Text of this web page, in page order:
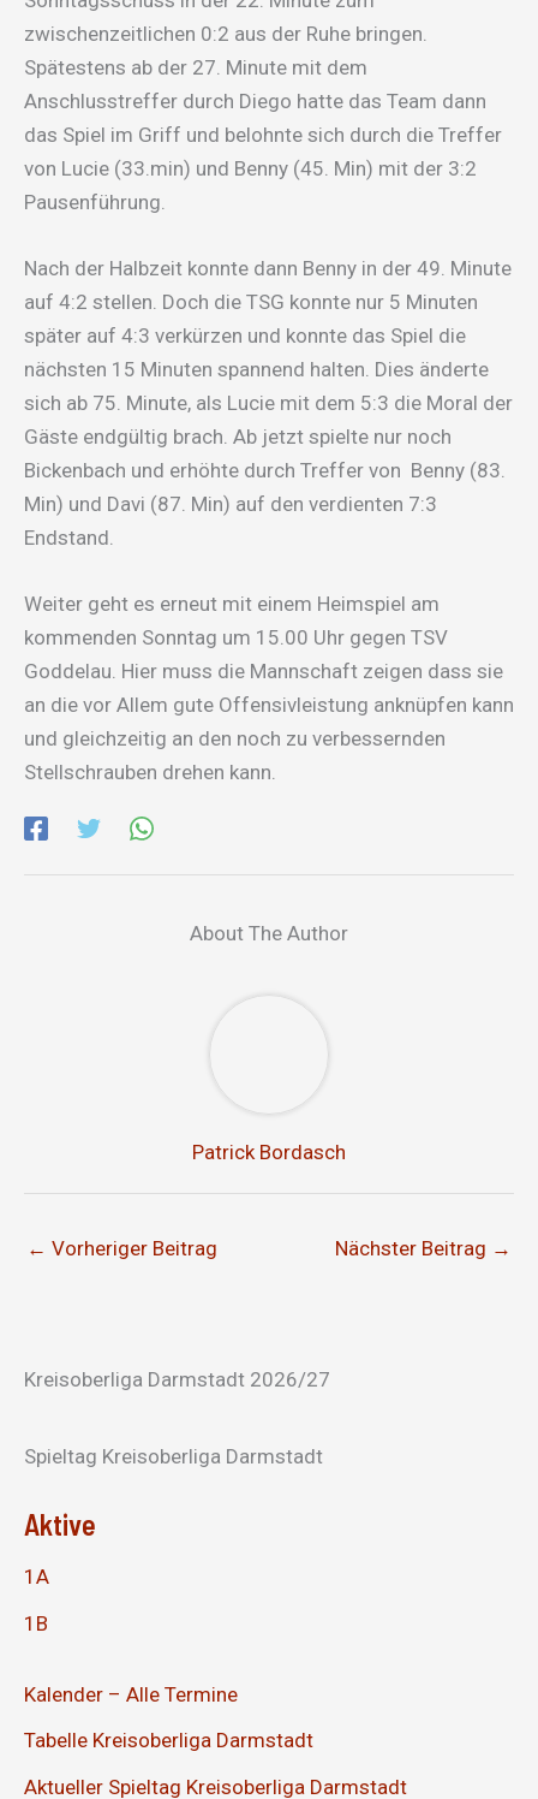
zwischenzeitlichen 0:2 aus der Ruhe bringen.
Spätestens ab der 27. Minute mit dem
Anschlusstreffer durch Diego hatte das Team dann
das Spiel im Griff und belohnte sich durch die Treffer
von Lucie (33.min) und Benny (45. Min) mit der 3:2
Pausenführung.
Nach der Halbzeit konnte dann Benny in der 49. Minute
auf 4:2 stellen. Doch die TSG konnte nur 5 Minuten
später auf 4:3 verkürzen und konnte das Spiel die
nächsten 15 Minuten spannend halten. Dies änderte
sich ab 75. Minute, als Lucie mit dem 5:3 die Moral der
Gäste endgültig brach. Ab jetzt spielte nur noch
Bickenbach und erhöhte durch Treffer von Benny (83.
Min) und Davi (87. Min) auf den verdienten 7:3
Endstand.
Weiter geht es erneut mit einem Heimspiel am
kommenden Sonntag um 15.00 Uhr gegen TSV
Goddelau. Hier muss die Mannschaft zeigen dass sie
an die vor Allem gute Offensivleistung anknüpfen kann
und gleichzeitig an den noch zu verbessernden
Stellschrauben drehen kann.
About The Author
Patrick Bordasch
← Vorheriger Beitrag Nächster Beitrag →
Kreisoberliga Darmstadt 2026/27
Spieltag Kreisoberliga Darmstadt
Aktive
1A
1B
Kalender – Alle Termine
Tabelle Kreisoberliga Darmstadt
Aktueller Spieltag Kreisoberliga Darmstadt